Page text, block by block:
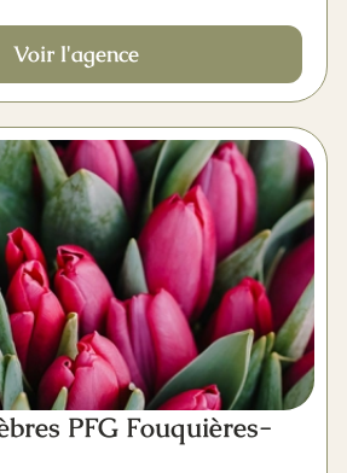
Voir l'agence
PFG Fouquières-